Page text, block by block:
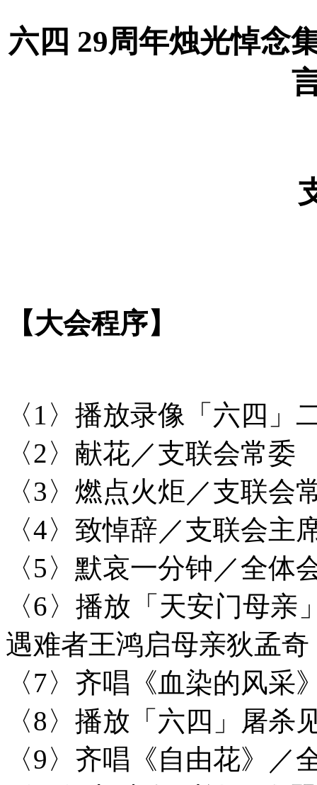
六四 29周年烛光悼念
【大会程序】
〈1〉播放录像「六四」
〈2〉献花／支联会常委
〈3〉燃点火炬／支联会
〈4〉致悼辞／支联会主
〈5〉默哀一分钟／全体
〈6〉播放「天安门母
遇难者王鸿启母亲狄孟奇
〈7〉齐唱《血染的风采
〈8〉播放「六四」屠杀
〈9〉齐唱《自由花》／